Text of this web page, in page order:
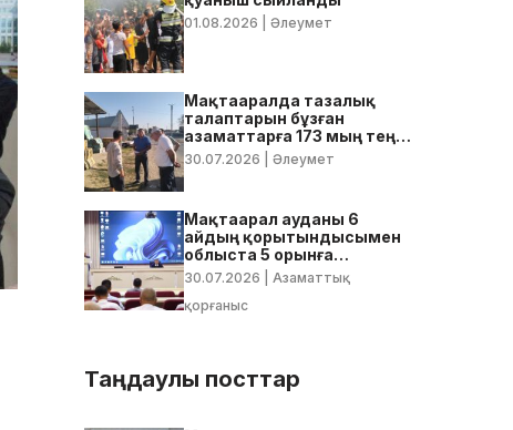
01.08.2026 | Әлеумет
Мақтааралда тазалық
талаптарын бұзған
азаматтарға 173 мың теңге
көлемінде айыппұл
30.07.2026 | Әлеумет
Мақтаарал ауданы 6
айдың қорытындысымен
облыста 5 орынға
тұрақтады
30.07.2026 | Азаматтық
қорғаныс
Таңдаулы посттар